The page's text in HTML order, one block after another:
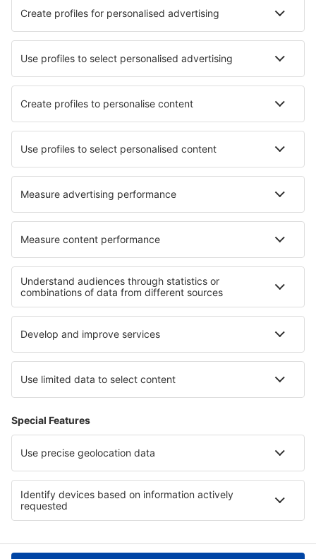
Cele mai bune locuri de cazare - orașe
Cazare în Rosh Haayin Cazare în Apšuciems
Cazare în Monte San Savino Cazare în Capriana
Cazare în Gümüşyaka Cazare în Galilea
Cele mai bune locuri de cazare - regiuni
Cazare in Mykonos Cazare in Insulele Ciclade
Cazare în Pelopones de Sud Cazare in Creta
Cazare in Macedonia de Est și Tracia
Cazare în Dominican Republic Cazare în Risaralda